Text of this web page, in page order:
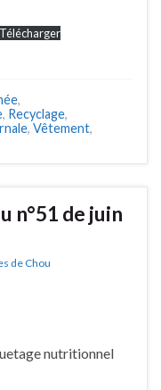
Télécharger
,
, Recyclage,
, Vêtement,
n°51 de juin
de Chou
nutritionnel